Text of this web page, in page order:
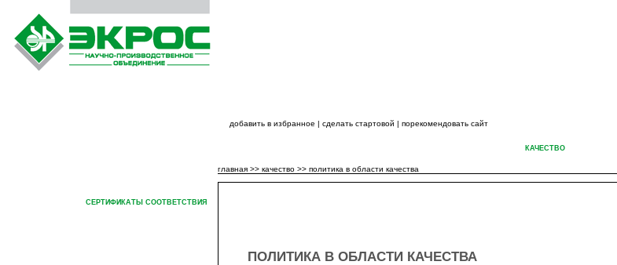
добавить в избранное | сделать стартовой | порекомендовать сайт
КАЧЕСТВО
СЕРТИФИКАТЫ СООТВЕТСТВИЯ
главная >> качество >> политика в области качества
ПОЛИТИКА В ОБЛАСТИ КАЧЕСТВА